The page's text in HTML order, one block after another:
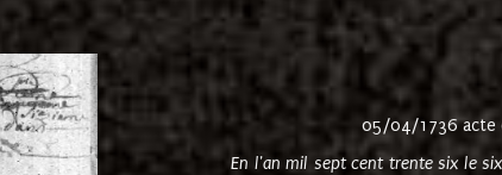
05/04/1736 acte
En l'an mil sept cent trente six le